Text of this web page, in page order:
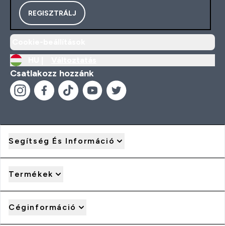
REGISZTRÁLJ
Csatlakozz hozzánk
Segítség És Információ
Termékek
Céginformáció